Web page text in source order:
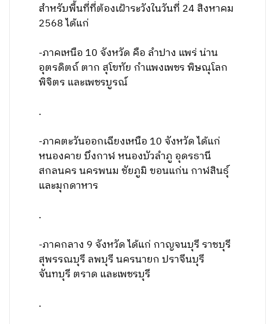
สำหรับพื้นที่ที่ต้องเฝ้าระวังในวันที่ 24 สิงหาคม
2568 ได้แก่
-ภาคเหนือ 10 จังหวัด คือ ลำปาง แพร่ น่าน
อุตรดิตถ์ ตาก สุโขทัย กำแพงเพชร พิษณุโลก
พิจิตร และเพชรบูรณ์
.
-ภาคตะวันออกเฉียงเหนือ 10 จังหวัด ได้แก่
หนองคาย บึงกาฬ หนองบัวลำภู อุดรธานี
สกลนคร นครพนม ชัยภูมิ ขอนแก่น กาฬสินธุ์
และมุกดาหาร
.
-ภาคกลาง 9 จังหวัด ได้แก่ กาญจนบุรี ราชบุรี
สุพรรณบุรี ลพบุรี นครนายก ปราจีนบุรี
จันทบุรี ตราด และเพชรบุรี
.